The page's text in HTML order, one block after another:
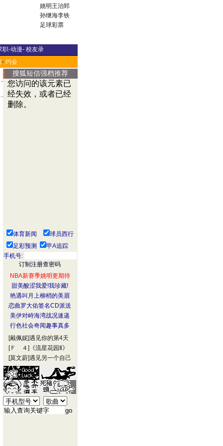
姚明王治郅
孙继海李铁
足球彩票
职-动漫- 校友录
- 约会
搜狐短信强档推荐
体育新闻
球员西行
足彩预测
甲A追踪
手机号:
NBA新赛季姚明更期待
甜美酸涩我爱!我珍藏!
艳遇叫月上柳梢的美眉
恋曲罗大佑签名CD派送
美伊对峙海湾战况速递
行色社会奇闻趣事真多
[戴佩妮]遇见你的第4天
[Ｆ ４] 《流星花园Ⅱ》
[莫文蔚]遇见另一个自己